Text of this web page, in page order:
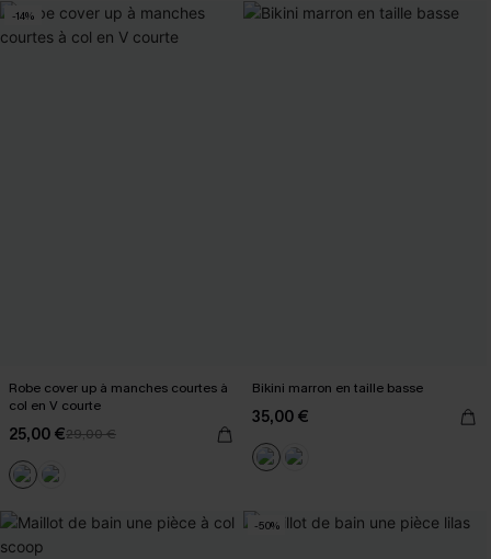
-14%
Robe cover up à manches courtes à
col en V courte
25,00 €29,00 €
Bikini marron en taille basse
35,00 €
-50%